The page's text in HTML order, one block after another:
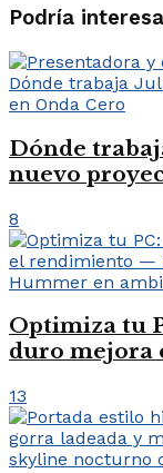
Podría
Dónde
nuevo
8
Optimiza tu
duro mejora
13